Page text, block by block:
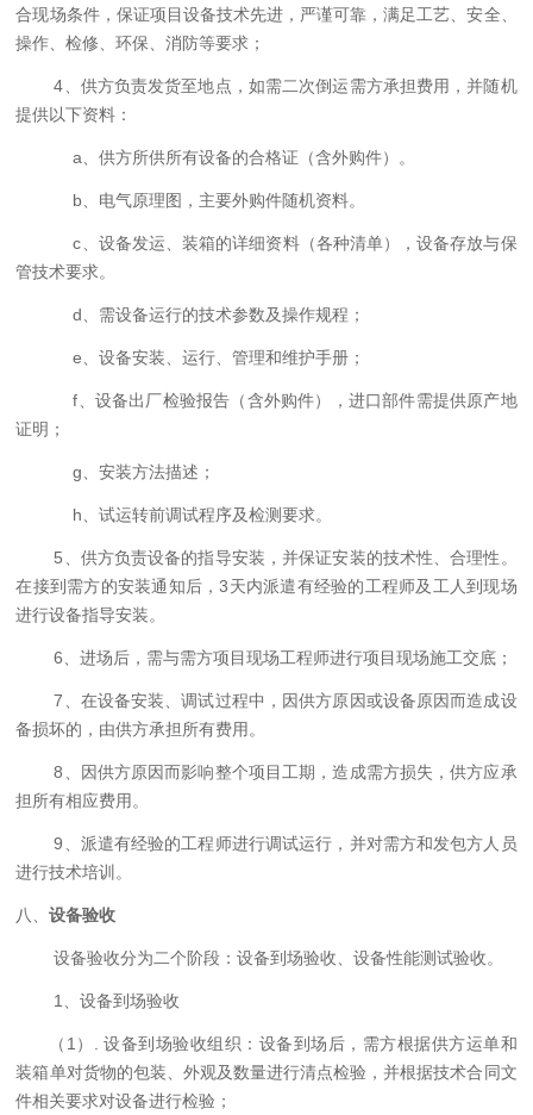
合现场条件，保证项目设备技术先进，严谨可靠，满足工艺、安全、
操作、检修、环保、消防等要求；
4 、供方负责发货至地点，如需二次倒运需方承担费用，并随机
提供以下资料：
a 、供方所供所有设备的合格证（含外购件）。
b 、电气原理图，主要外购件随机资料。
c 、设备发运、装箱的详细资料（各种清单），设备存放与保
管技术要求。
d 、需设备运行的技术参数及操作规程；
e 、设备安装、运行、管理和维护手册；
f 、设备出厂检验报告（含外购件），进口部件需提供原产地
证明；
g 、安装方法描述；
h 、试运转前调试程序及检测要求。
5
供方负责设备的指导安装，并保证安装的技术性、合理性。
在接到需方的安装通知后，3天内派遣有经验的工程师及工人到现场
进行设备指导安装。
6 、进场后，需与需方项目现场工程师进行项目现场施工交底；
7 、在设备安装、调试过程中，因供方原因或设备原因而造成设
备损坏的，由供方承担所有费用。
8
因供方原因而影响整个项目工期，造成需方损失，供方应承
担所有相应费用。
9 、派遣有经验的工程师进行调试运行，并对需方和发包方人员
进行技术培训。
八、设备验收
设备验收分为二个阶段：设备到场验收、设备性能测试验收。
1 、设备到场验收
（1）.设备到场验收组织：设备到场后，需方根据供方运单和
装箱单对货物的包装、外观及数量进行清点检验，并根据技术合同文
件相关要求对设备进行检验；